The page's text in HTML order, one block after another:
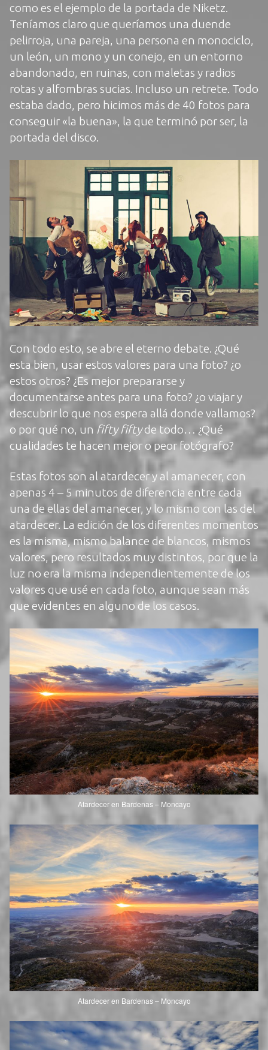
como es el ejemplo de la portada de Niketz.
Teníamos claro que queríamos una duende
pelirroja, una pareja, una persona en monociclo,
un león, un mono y un conejo, en un entorno
abandonado, en ruinas, con maletas y radios
rotas y alfombras sucias. Incluso un retrete. Todo
estaba dado, pero hicimos más de 40 fotos para
conseguir «la buena», la que terminó por ser, la
portada del disco.
Con todo esto, se abre el eterno debate. ¿Qué
esta bien, usar estos valores para una foto? ¿o
estos otros? ¿Es mejor prepararse y
documentarse antes para una foto? ¿o viajar y
descubrir lo que nos espera allá donde vallamos?
o por qué no, un fifty fiftyde todo… ¿Qué
cualidades te hacen mejor o peor fotógrafo?
Estas fotos son al atardecer y al amanecer, con
apenas 4 – 5 minutos de diferencia entre cada
una de ellas del amanecer, y lo mismo con las del
atardecer. La edición de los diferentes momentos
es la misma, mismo balance de blancos, mismos
valores, pero resultados muy distintos, por que la
luz no era la misma independientemente de los
valores que usé en cada foto, aunque sean más
que evidentes en alguno de los casos.
Atardecer en Bardenas – Moncayo
Atardecer en Bardenas – Moncayo